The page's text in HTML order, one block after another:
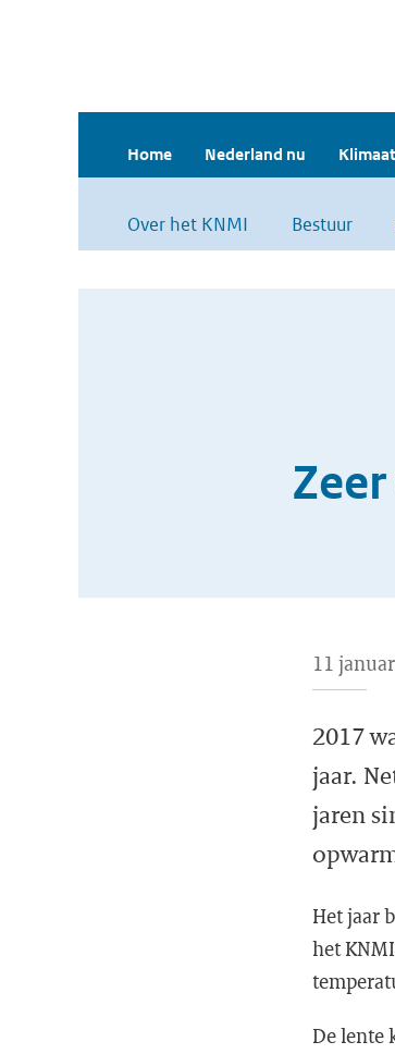
Home Nederland nu Klimaat
Over het KNMI Bestuur
11
2017
jaar.
jaren
Het jaar
het
De lente